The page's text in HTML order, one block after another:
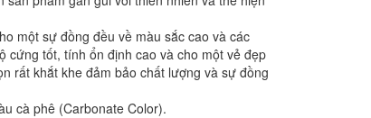
một sự đồng đều về màu sắc cao và các
cứng tốt, tính ổn định cao và cho một vẻ đẹp
rất khắt khe đảm bảo chất lượng và sự đồng
cà phê (Carbonate Color).